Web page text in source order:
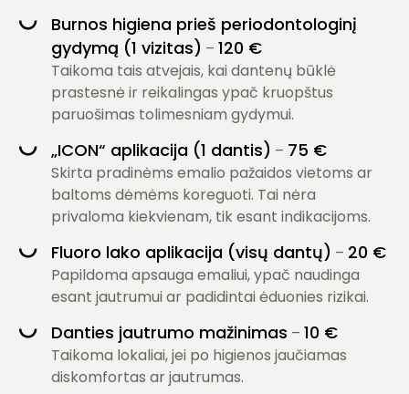
Burnos higiena prieš periodontologinį
gydymą (1 vizitas) – 120 €
Taikoma tais atvejais, kai dantenų būklė
prastesnė ir reikalingas ypač kruopštus
paruošimas tolimesniam gydymui.
„ICON“ aplikacija (1 dantis) – 75 €
Skirta pradinėms emalio pažaidos vietoms ar
baltoms dėmėms koreguoti. Tai nėra
privaloma kiekvienam, tik esant indikacijoms.
Fluoro lako aplikacija (visų dantų) – 20 €
Papildoma apsauga emaliui, ypač naudinga
esant jautrumui ar padidintai ėduonies rizikai.
Danties jautrumo mažinimas – 10 €
Taikoma lokaliai, jei po higienos jaučiamas
diskomfortas ar jautrumas.